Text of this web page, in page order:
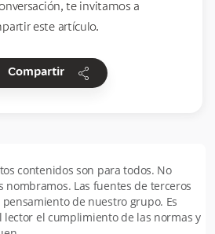
te invitamos a
este artículo.
Compartir share
contenidos son para todos. No
nombramos. Las fuentes de terceros
de nuestro grupo. Es
el cumplimiento de las normas y